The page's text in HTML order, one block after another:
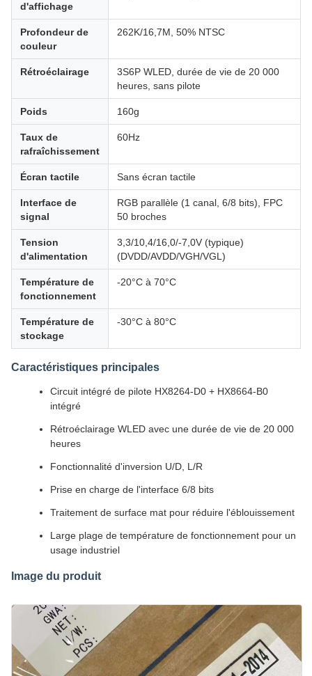
d'affichage
Profondeur de
couleur
262K/16,7M, 50% NTSC
Rétroéclairage
3S6P WLED, durée de vie de 20 000
heures, sans pilote
Poids 160g
Taux de
rafraîchissement
60Hz
Écran tactile Sans écran tactile
Interface de
signal
RGB parallèle (1 canal, 6/8 bits), FPC
50 broches
Tension
d'alimentation
3,3/10,4/16,0/-7,0V (typique)
(DVDD/AVDD/VGH/VGL)
Température de
fonctionnement
-20°C à 70°C
Température de
stockage
-30°C à 80°C
Caractéristiques principales
Circuit intégré de pilote HX8264-D0 + HX8664-B0
intégré
Rétroéclairage WLED avec une durée de vie de 20 000
heures
Fonctionnalité d'inversion U/D, L/R
Prise en charge de l'interface 6/8 bits
Traitement de surface mat pour réduire l'éblouissement
Large plage de température de fonctionnement pour un
usage industriel
Image du produit